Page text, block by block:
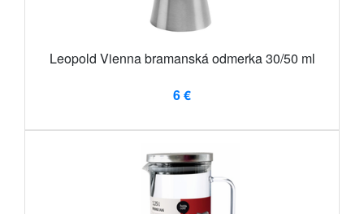
Leopold Vienna bramanská odmerka 30/50 ml
6 €